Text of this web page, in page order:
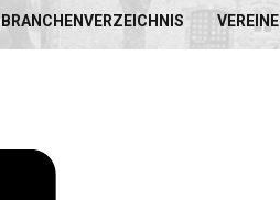
BRANCHENVERZEICHNIS VEREINE